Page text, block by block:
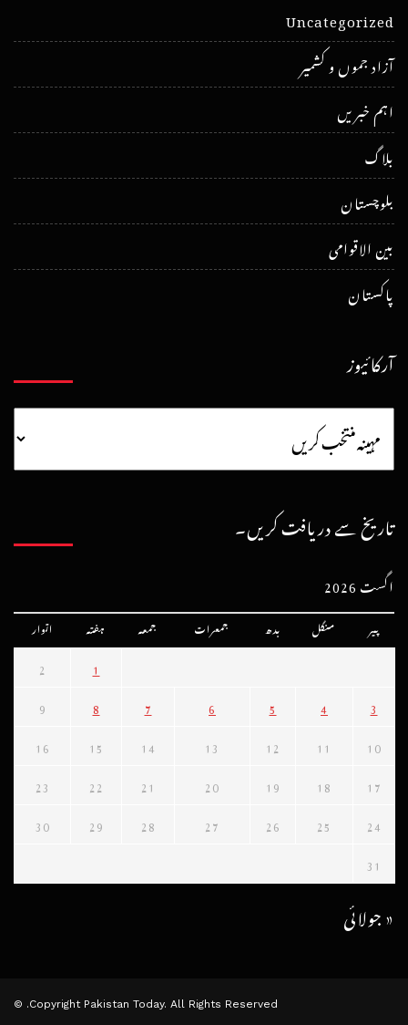
Uncategorized
آزاد جموں و کشمیر
اہم خبریں
بلاگ
بلوچستان
بین الاقوامی
پاکستان
آرکائیوز
تاریخ سے دریافت کریں۔
اگست 2026
پیر منگل بدھ جمعرات جمعہ ہفتہ اتوار
1
2
3
4
5
6
7
8
9
10
11
12
13
14
15
16
17
18
19
20
21
22
23
24
25
26
27
28
29
30
31
« جولائی
Copyright Pakistan Today. All Rights Reserved. ©